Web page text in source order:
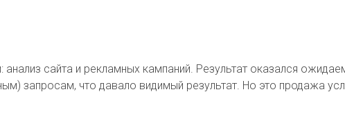
анализ сайта и рекламных кампаний. Результат оказался
запросам, что давало видимый результат. Но это продажа